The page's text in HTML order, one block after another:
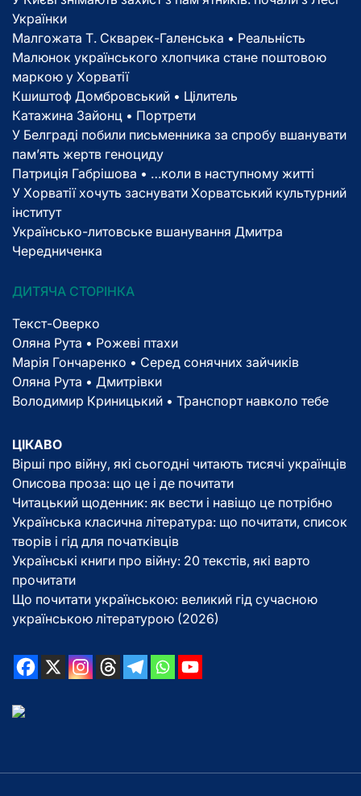
Українки
Малгожата Т. Скварек-Галенська • Реальність
Малюнок українського хлопчика стане поштовою
маркою у Хорватії
Кшиштоф Домбровський • Цілитель
Катажина Зайонц • Портрети
У Белграді побили письменника за спробу вшанувати
пам’ять жертв геноциду
Патриція Габрішова • …коли в наступному житті
У Хорватії хочуть заснувати Хорватський культурний
інститут
Українсько-литовське вшанування Дмитра
Чередниченка
ДИТЯЧА СТОРІНКА
Текст-Оверко
Оляна Рута • Рожеві птахи
Марія Гончаренко • Серед сонячних зайчиків
Оляна Рута • Дмитрівки
Володимир Криницький • Транспорт навколо тебе
ЦІКАВО
Вірші про війну, які сьогодні читають тисячі українців
Описова проза: що це і де почитати
Читацький щоденник: як вести і навіщо це потрібно
Українська класична література: що почитати, список
творів і гід для початківців
Українські книги про війну: 20 текстів, які варто
прочитати
Що почитати українською: великий гід сучасною
українською літературою (2026)